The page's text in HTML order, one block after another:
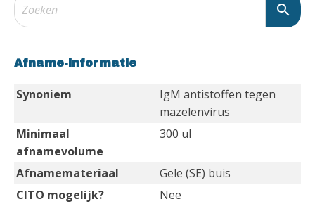
search
Afname-informatie
Synoniem
IgM antistoffen tegen
mazelenvirus
Minimaal
afnamevolume
300 ul
Afnamemateriaal
Gele (SE) buis
CITO mogelijk?
Nee